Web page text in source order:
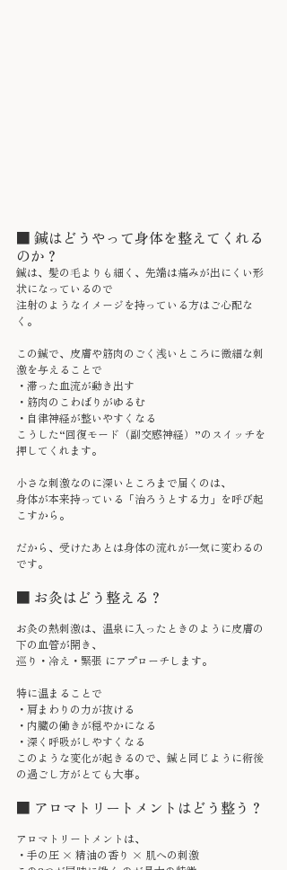
■ 鍼はどうやって身体を整えてくれる
のか？
鍼は、髪の毛よりも細く、先端は痛みが出にくい形
状になっているので
注射のようなイメージを持っている方はご心配な
く。
この鍼で、皮膚や筋肉のごく浅いところに微細な刺
激を与えることで
・滞った血流が動き出す
・筋肉のこわばりがゆるむ
・自律神経が整いやすくなる
こうした“回復モード（副交感神経）”のスイッチを
押してくれます。
小さな刺激なのに深いところまで届くのは、
身体が本来持っている「治ろうとする力」を呼び起
こすから。
だから、受けたあとは身体の流れが一気に変わるの
です。
■ お灸はどう整える？
お灸の熱刺激は、温泉に入ったときのように皮膚の
下の血管が開き、
巡り・冷え・緊張 にアプローチします。
特に温まることで
・肩まわりの力が抜ける
・内臓の働きが穏やかになる
・深く呼吸がしやすくなる
このような変化が起きるので、鍼と同じように術後
の過ごし方がとても大事。
■ アロマトリートメントはどう整う？
アロマトリートメントは、
・手の圧 × 精油の香り × 肌への刺激